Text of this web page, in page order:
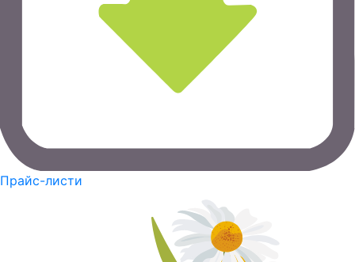
Прайс-листи